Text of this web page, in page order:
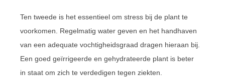
Ten tweede is het essentieel om stress bij de plant te
voorkomen. Regelmatig water geven en het handhaven
van een adequate vochtigheidsgraad dragen hieraan bij.
Een goed geïrrigeerde en gehydrateerde plant is beter
in staat om zich te verdedigen tegen ziekten.